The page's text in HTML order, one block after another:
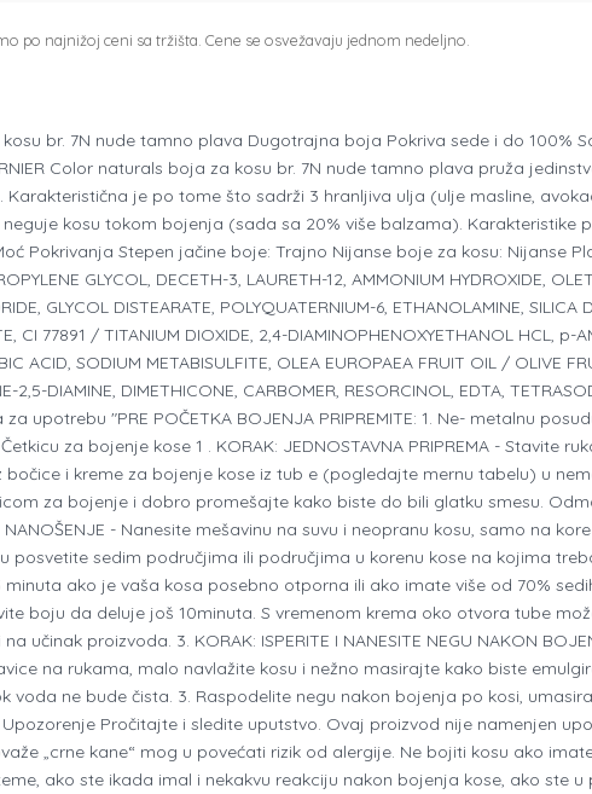
po najnižoj ceni sa tržišta. Cene se osvežavaju jednom nedeljno.
br. 7N nude tamno plava Dugotrajna boja Pokriva sede i do 100%
Color naturals boja za kosu br. 7N nude tamno plava pruža
Karakteristična je po tome što sadrži 3 hranljiva ulja (ulje masline,
kosu tokom bojenja (sada sa 20% više balzama). Karakteristike
Pokrivanja Stepen jačine boje: Trajno Nijanse boje za kosu: Nijanse
GLYCOL, DECETH-3, LAURETH-12, AMMONIUM HYDROXIDE,
GLYCOL DISTEARATE, POLYQUATERNIUM-6, ETHANOLAMINE,
CI 77891 / TITANIUM DIOXIDE, 2,4-DIAMINOPHENOXYETHANOL HCL, p-
ACID, SODIUM METABISULFITE, OLEA EUROPAEA FRUIT OIL / OLIVE
2,5-DIAMINE, DIMETHICONE, CARBOMER, RESORCINOL, EDTA,
za upotrebu "PRE POČETKA BOJENJA PRIPREMITE: 1. Ne- metalnu
za bojenje kose 1 . KORAK: JEDNOSTAVNA PRIPREMA - Stavite
bočice i kreme za bojenje kose iz tub e (pogledajte mernu tabelu) u
za bojenje i dobro promešajte kako biste do bili glatku smesu.
NANOŠENJE - Nanesite mešavinu na suvu i neopranu kosu, samo na
posvetite sedim područjima ili područjima u korenu kose na kojima
ako je vaša kosa posebno otporna ili ako imate više od 70%
boju da deluje još 10minuta. S vremenom krema oko otvora tube
učinak proizvoda. 3. KORAK: ISPERITE I NANESITE NEGU NAKON
na rukama, malo navlažite kosu i nežno masirajte kako biste
voda ne bude čista. 3. Raspodelite negu nakon bojenja po kosi,
Pročitajte i sledite uputstvo. Ovaj proizvod nije namenjen
„crne kane“ mog u povećati rizik od alergije. Ne bojiti kosu ako
ako ste ikada imal i nekakvu reakciju nakon bojenja kose, ako ste